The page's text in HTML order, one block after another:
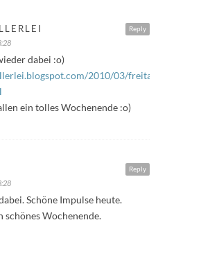
Reply
dabei :o)
2010/03/freitags-
ein tolles Wochenende :o)
Reply
Schöne Impulse heute.
schönes Wochenende.